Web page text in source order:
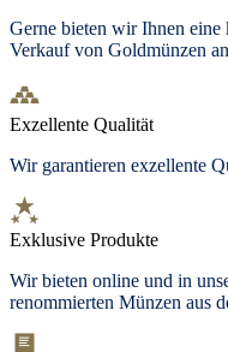
Gerne bieten wir Ihnen
Verkauf von Goldmünzen
Exzellente Qualität
Wir garantieren exzellente
Exklusive Produkte
Wir bieten online und in
renommierten Münzen aus